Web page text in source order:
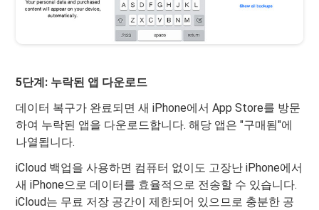
5단계: 누락된 앱 다운로드
데이터 복구가 완료되면 새 iPhone에서 App Store를 방문
하여 누락된 앱을 다운로드합니다. 해당 앱은 "구매됨"에
나열됩니다.
iCloud 백업을 사용하면 컴퓨터 없이도 고장난 iPhone에서
새 iPhone으로 데이터를 효율적으로 전송할 수 있습니다.
iCloud는 무료 저장 공간이 제한되어 있으므로 충분한 공